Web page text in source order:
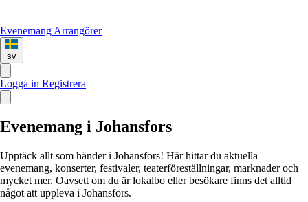
Evenemang Arrangörer
sv
Logga in Registrera
Evenemang i Johansfors
Upptäck allt som händer i Johansfors! Här hittar du aktuella
evenemang, konserter, festivaler, teaterföreställningar, marknader och
mycket mer. Oavsett om du är lokalbo eller besökare finns det alltid
något att uppleva i Johansfors.